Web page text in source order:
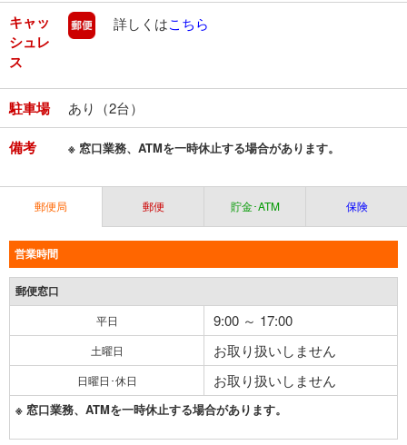
キャッ
シュレ
ス
郵便
詳しくはこちら
駐車場 あり（2台）
備考 ※ 窓口業務、ATMを一時休止する場合があります。
郵便局 郵便 貯金･ATM 保険
営業時間
郵便窓口
平日 9:00 ～ 17:00
土曜日 お取り扱いしません
日曜日･休日 お取り扱いしません
※ 窓口業務、ATMを一時休止する場合があります。